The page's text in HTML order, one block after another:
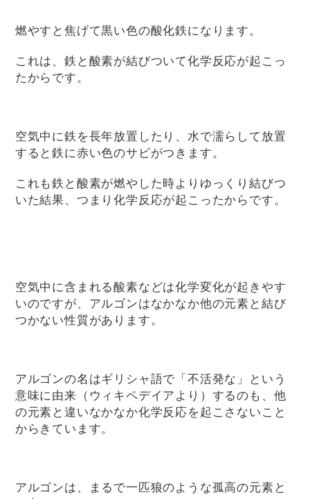
燃やすと焦げて黒い色の酸化鉄になります。
これは、鉄と酸素が結びついて化学反応が起こっ
たからです。
空気中に鉄を長年放置したり、水で濡らして放置
すると鉄に赤い色のサビがつきます。
これも鉄と酸素が燃やした時よりゆっくり結びつ
いた結果、つまり化学反応が起こったからです。
空気中に含まれる酸素などは化学変化が起きやす
いのですが、アルゴンはなかなか他の元素と結び
つかない性質があります。
アルゴンの名はギリシャ語で「不活発な」という
意味に由来（ウィキペデイアより）するのも、他
の元素と違いなかなか化学反応を起こさないこと
からきています。
アルゴンは、まるで一匹狼のような孤高の元素と